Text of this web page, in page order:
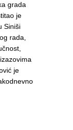
grada
je
Siniši
rada,
je